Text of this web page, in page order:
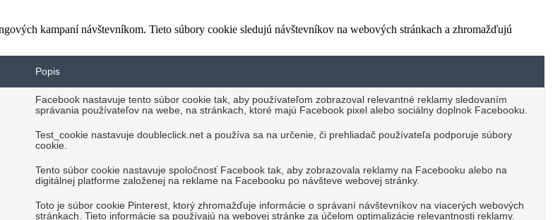
kampaní návštevníkom. Tieto súbory cookie sledujú návštevníkov na webových stránkach a zhromažďujú
Popis
Facebook nastavuje tento súbor cookie tak, aby používateľom zobrazoval relevantné reklamy sledovaním
správania používateľov na webe, na stránkach, ktoré majú Facebook pixel alebo sociálny doplnok Facebooku.
Test_cookie nastavuje doubleclick.net a používa sa na určenie, či prehliadač používateľa podporuje súbory
cookie.
Tento súbor cookie nastavuje spoločnosť Facebook tak, aby zobrazovala reklamy na Facebooku alebo na
digitálnej platforme založenej na reklame na Facebooku po návšteve webovej stránky.
Toto je súbor cookie Pinterest, ktorý zhromažďuje informácie o správaní návštevníkov na viacerých webových
stránkach. Tieto informácie sa používajú na webovej stránke za účelom optimalizácie relevantnosti reklamy.